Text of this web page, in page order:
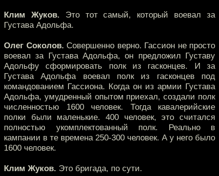
Клим Жуков. Это тот самый, который воевал за
Густава Адольфа.
Олег Соколов. Совершенно верно. Гассион не просто
воевал за Густава Адольфа, он предложил Густаву
Адольфу сформировать полк из гасконцев. И за
Густава Адольфа воевал полк из гасконцев под
командованием Гассиона. Когда он из армии Густава
Адольфа, умудренный опытом приехал, создали полк
численностью 1600 человек. Тогда кавалерийские
полки были маленькие. 400 человек, это считался
полностью укомплектованный полк. Реально в
кампании в те времена 250-300 человек. А у него было
1600 человек.
Клим Жуков. Это бригада, по сути.